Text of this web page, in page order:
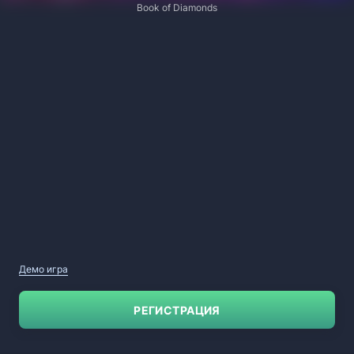
Book of Diamonds
Демо игра
РЕГИСТРАЦИЯ